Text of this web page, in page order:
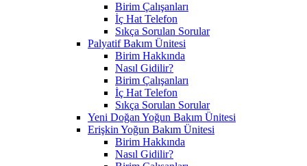
Birim Çalışanları
İç Hat Telefon
Sıkça Sorulan Sorular
Palyatif Bakım Ünitesi
Birim Hakkında
Nasıl Gidilir?
Birim Çalışanları
İç Hat Telefon
Sıkça Sorulan Sorular
Yeni Doğan Yoğun Bakım Ünitesi
Erişkin Yoğun Bakım Ünitesi
Birim Hakkında
Nasıl Gidilir?